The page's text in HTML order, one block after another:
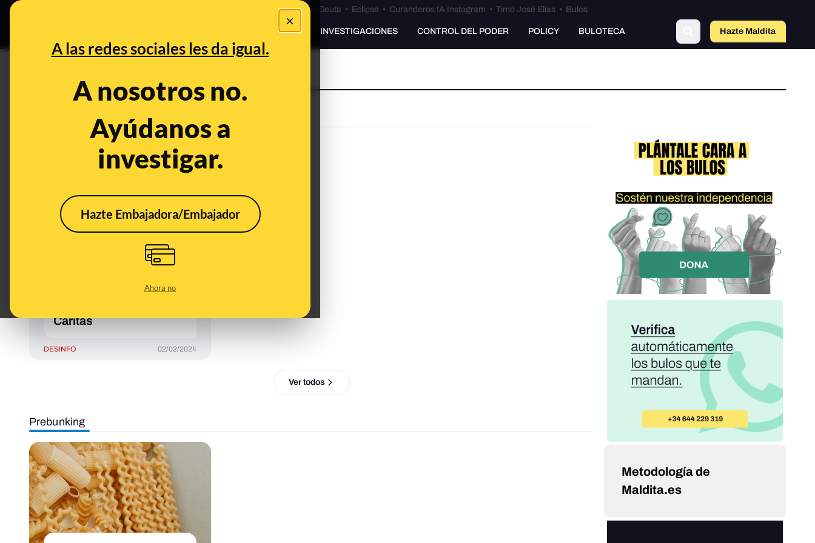
×
A las redes sociales les da igual.
A nosotros no.
Ayúdanos a
investigar.
Hazte Embajadora/Embajador
Ahora no
Especial Ceuta•Bulos Ceuta • Eclipse • Curanderos IA Instagram • Timo José Elías • Bulos
PREBUNKING INVESTIGACIONES CONTROL DEL PODER POLICY BULOTECA Hazte Maldita
macarrones
Qué sabemos sobre el
vídeo de un "colectivo
que supuestamente se
Cáritas
DESINFO 02/02/2024
Ver todos
Prebunking
Metodología de
Maldita.es